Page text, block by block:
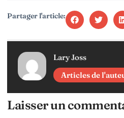
Partager l'article:
Lary Joss
Articles de
Laisser un